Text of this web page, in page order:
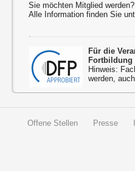
Sie möchten Mitglied werden?
Alle Information finden Sie
Für die
Fortbildung
Hinweis:
werden,
Offene Stellen Presse